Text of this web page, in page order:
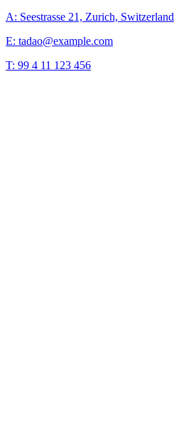
A: Seestrasse 21, Zurich, Switzerland
E: tadao@example.com
T: 99 4 11 123 456